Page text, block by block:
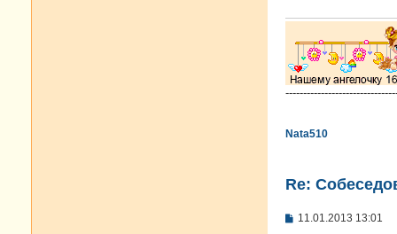
е
Nata510
Re:
С11.01.2013 13:01